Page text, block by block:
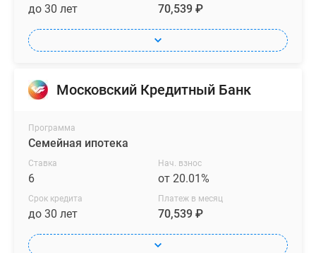
до 30 лет 70,539 ₽
Московский Кредитный Банк
Программа
Семейная ипотека
Ставка
6
Нач. взнос
от 20.01%
Срок кредита
до 30 лет
Платеж в месяц
70,539 ₽